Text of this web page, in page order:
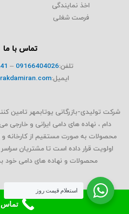
اخذ نمایندگی
فرصت شغلی
تماس با ما
تلفن:09166404026
–
ایمیل:
شرکت تولیدی-بازرگانی یوتابمهر تامین
دام ، نهاده های دامی ایرانی و خارجی
محصولات به صورت مستقیم از کارخانه و
اولویت قرار داده است تا مشتریان
محصولات و نهاده های دامی خود
استعلام قیمت روز
تماس